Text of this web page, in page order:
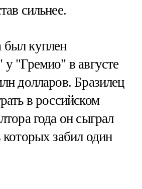
сильнее.
куплен
"Гремио" в августе
долларов. Бразилец
в российском
года он сыграл
которых забил один